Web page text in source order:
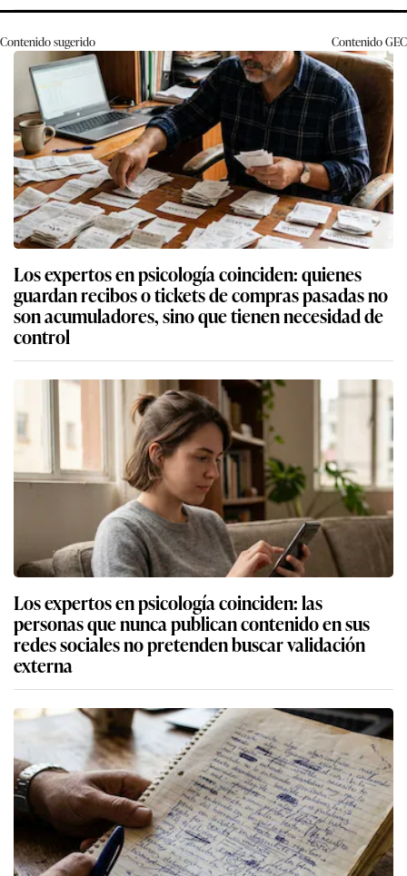
Contenido sugerido ContenidoGEC
Los expertos en psicología coinciden: quienes
guardan recibos o tickets de compras pasadas no
son acumuladores, sino que tienen necesidad de
control
Los expertos en psicología coinciden: las
personas que nunca publican contenido en sus
redes sociales no pretenden buscar validación
externa